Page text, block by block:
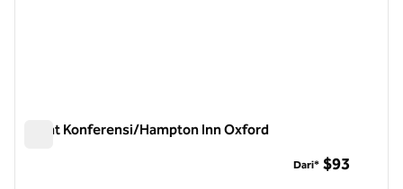
Pusat Konferensi/Hampton Inn Oxford
Dari* $93